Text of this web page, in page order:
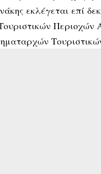
εκλέγεται επί
Περιοχών